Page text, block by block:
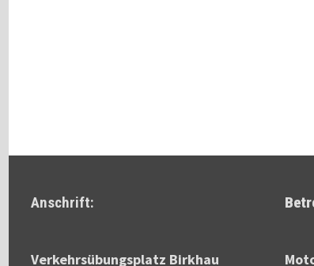
Anschrift:
Verkehrsübungsplatz Birkhau